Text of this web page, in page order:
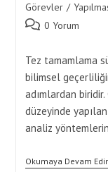
Görevler /
Post 0 Yorum
Tez tamamlama
bilimsel
adımlardan
düzeyinde
analiz
Okumaya Devam